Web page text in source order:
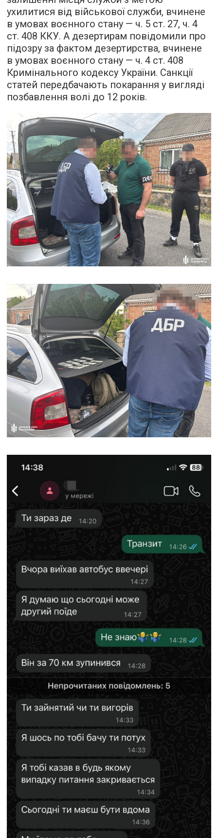
ухилитися від військової служби, вчинене
в умовах воєнного стану — ч. 5 ст. 27, ч. 4
ст. 408 ККУ. А дезертирам повідомили про
підозру за фактом дезертирства, вчинене
в умовах воєнного стану — ч. 4 ст. 408
Кримінального кодексу України. Санкції
статей передбачають покарання у вигляді
позбавлення волі до 12 років.